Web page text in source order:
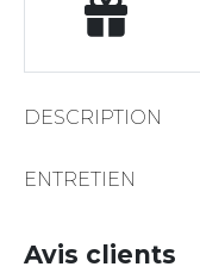
DESCRIPTION
ENTRETIEN
Avis clients